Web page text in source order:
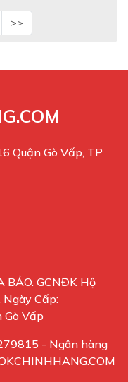
>>
Quận Gò Vấp, TP
BẢO. GCNĐK Hộ
Cấp:
Gò Vấp
- Ngân hàng